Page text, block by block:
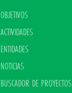
OBJETIVOS
ACTIVIDADES
ENTIDADES
NOTICIAS
BUSCADOR DE PROYECTOS